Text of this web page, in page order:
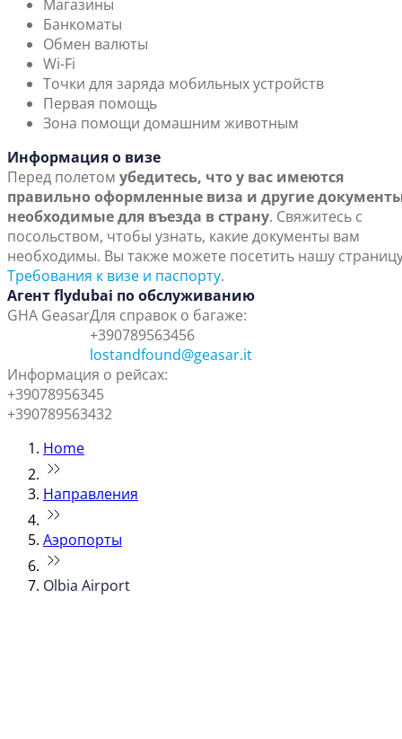
Магазины
Банкоматы
Обмен валюты
Wi-Fi
Точки для заряда мобильных устройств
Первая помощь
Зона помощи домашним животным
Информация о визе
Перед полетом убедитесь, что у вас имеются
правильно оформленные виза и другие
необходимые для въезда в страну. Свяжитесь с
посольством, чтобы узнать, какие документы вам
необходимы. Вы также можете посетить нашу
Требования к визе и паспорту.
Агент flydubai по обслуживанию
GHA GeasarДля справок о багаже:
+390789563456
lostandfound@geasar.it
Информация о рейсах:
+39078956345
+390789563432
Home
Направления
Аэропорты
Olbia Airport